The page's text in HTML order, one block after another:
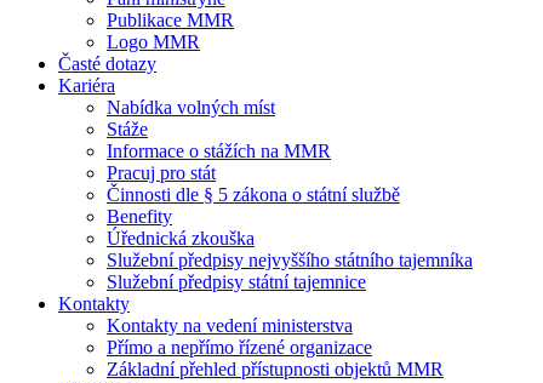
Publikace MMR
Logo MMR
Časté dotazy
Kariéra
Nabídka volných míst
Stáže
Informace o stážích na MMR
Pracuj pro stát
Činnosti dle § 5 zákona o státní službě
Benefity
Úřednická zkouška
Služební předpisy nejvyššího státního tajemníka
Služební předpisy státní tajemnice
Kontakty
Kontakty na vedení ministerstva
Přímo a nepřímo řízené organizace
Základní přehled přístupnosti objektů MMR